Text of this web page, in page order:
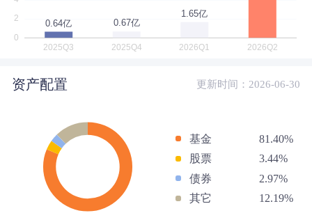
资产配置 更新时间：2026-06-30
基金
81.40%
股票
3.44%
债券
2.97%
其它
12.19%